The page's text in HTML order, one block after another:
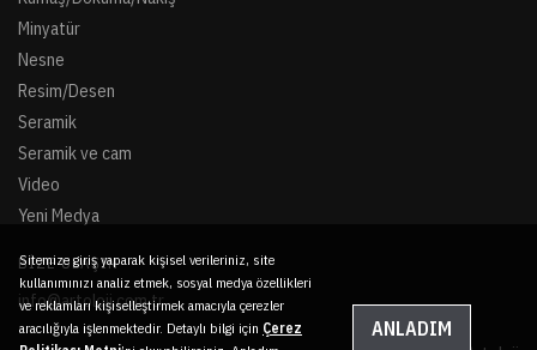
Minyatür
Nesne
Resim/Desen
Seramik
Seramik ve cam
Video
Yeni Medya
BIZE ULAŞIN
info@artoloji.com.tr
Sitemize giriş yaparak kişisel verileriniz, site
kullanımınızı analiz etmek, sosyal medya özellikleri
ve reklamları kişiselleştirmek amacıyla çerezler
aracılığıyla işlenmektedir. Detaylı bilgi için Çerez
ANLADIM